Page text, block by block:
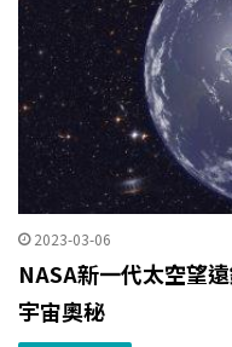
2023-03-06
NASA新一代太空望
宇宙奧秘